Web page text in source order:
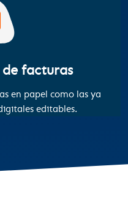
facturas
en papel como las ya
editables.